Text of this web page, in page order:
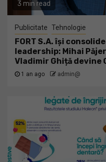
3 min read
Publicitate Tehnologie
FORT S.A. își
leadership: Mihai
Vladimir Ghiță
1 an ago admin@